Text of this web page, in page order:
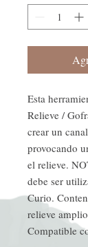
Esta
Relieve /
crear un
provocando
el relieve.
debe ser
Curio.
relieve
Compatible